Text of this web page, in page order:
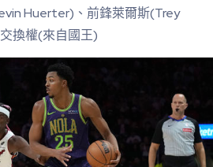
Huerter)、前鋒萊爾斯(Trey
換權(來自國王)